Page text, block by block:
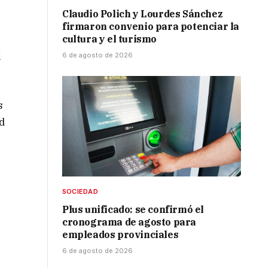
Claudio Polich y Lourdes Sánchez
firmaron convenio para potenciar la
cultura y el turismo
6 de agosto de 2026
SOCIEDAD
Plus unificado: se confirmó el
cronograma de agosto para
empleados provinciales
6 de agosto de 2026